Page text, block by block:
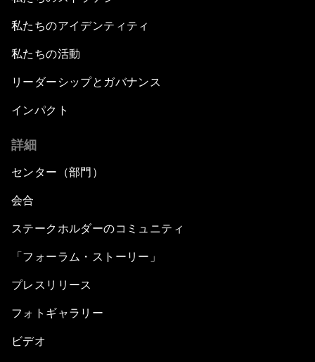
私たちのアイデンティティ
私たちの活動
リーダーシップとガバナンス
インパクト
詳細
センター（部門）
会合
ステークホルダーのコミュニティ
「フォーラム・ストーリー」
プレスリリース
フォトギャラリー
ビデオ